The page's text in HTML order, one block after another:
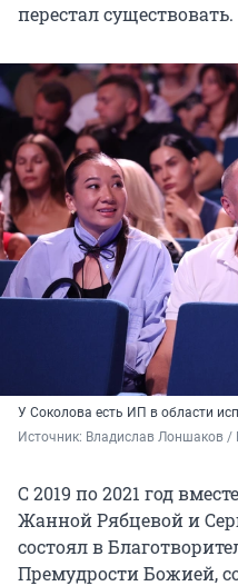
перестал существовать.
У Соколова есть ИП в области
Источник: Владислав Лоншаков /
С 2019 по 2021 год
Жанной Рябцевой и
состоял в
Премудрости Божией,